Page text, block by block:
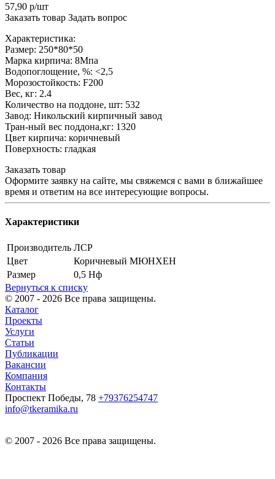
57,90 р/шт
Заказать товар Задать вопрос
Характеристика:
Размер: 250*80*50
Марка кирпича: 8Мпа
Водопоглощение, %: <2,5
Морозостойкость: F200
Вес, кг: 2.4
Количество на поддоне, шт: 532
Завод: Никольский кирпичный завод
Тран-ный вес поддона,кг: 1320
Цвет кирпича: коричневый
Поверхность: гладкая
Заказать товар
Оформите заявку на сайте, мы свяжемся с вами в ближайшее
время и ответим на все интересующие вопросы.
Характеристики
Производитель ЛСР
Цвет
Коричневый МЮНХЕН
Размер
0,5 Нф
Вернуться к списку
© 2007 - 2026 Все права защищены.
Каталог
Проекты
Услуги
Статьи
Публикации
Вакансии
Компания
Контакты
Проспект Победы, 78 +79376254747
info@tkeramika.ru
© 2007 - 2026 Все права защищены.